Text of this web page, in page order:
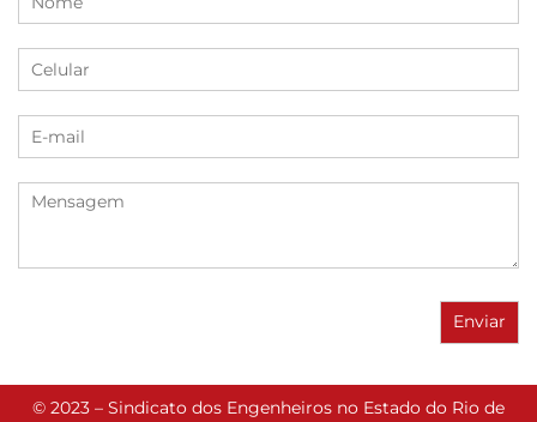
© 2023 – Sindicato dos Engenheiros no Estado do Rio de